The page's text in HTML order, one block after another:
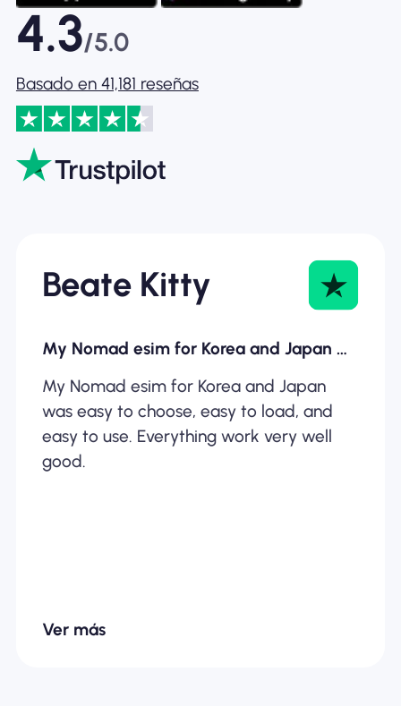
4.3/5.0
Basado en 41,181 reseñas
Beate Kitty
My Nomad esim for Korea and Japan was…
My Nomad esim for Korea and Japan
was easy to choose, easy to load, and
easy to use. Everything work very well
good.
Ver más